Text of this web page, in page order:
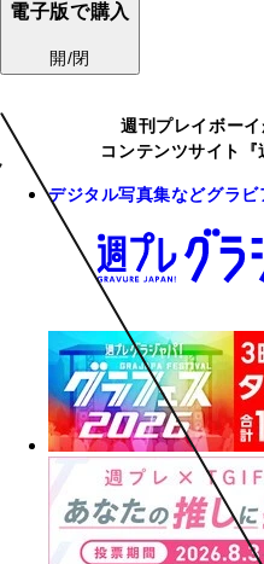
電子版で購入
開/閉
週刊プレイボー
コンテンツサイト『
デジタル写真集などグラ